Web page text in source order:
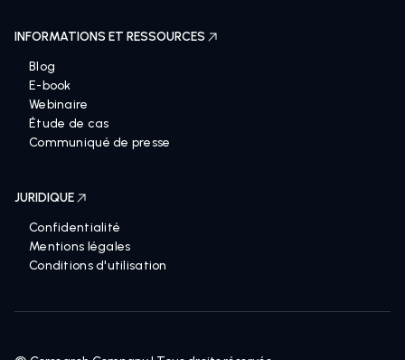
INFORMATIONS ET RESSOURCES
Blog
E-book
Webinaire
Étude de cas
Communiqué de presse
JURIDIQUE
Confidentialité
Mentions légales
Conditions d'utilisation